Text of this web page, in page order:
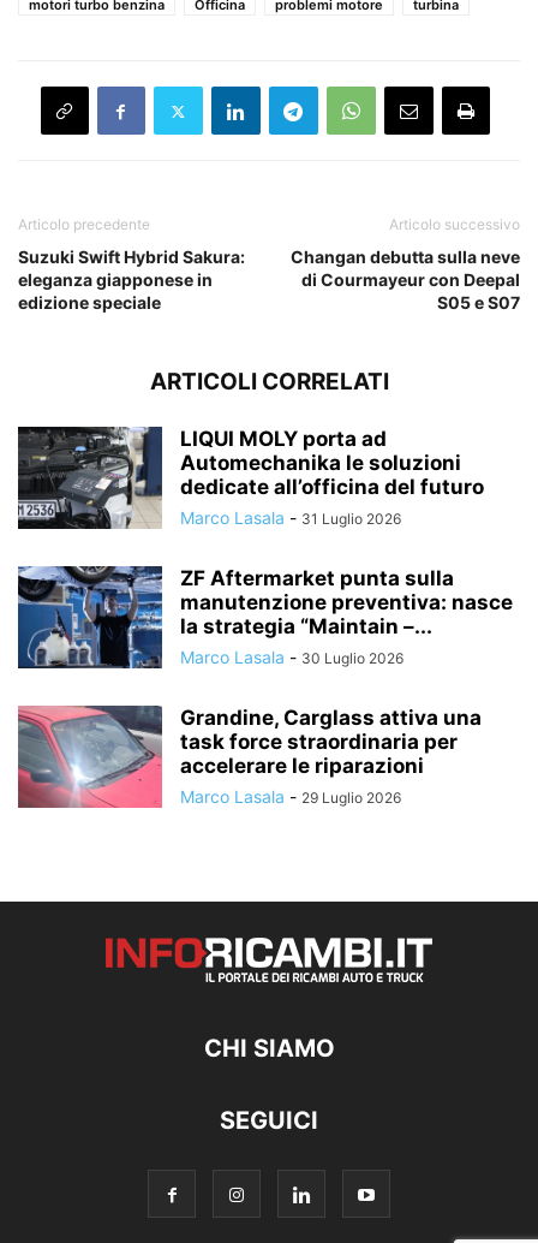
motori turbo benzina
Officina problemi motore turbina
Articolo precedente
Suzuki Swift Hybrid Sakura:
eleganza giapponese in
edizione speciale
Articolo successivo
Changan debutta sulla neve
di Courmayeur con Deepal
S05 e S07
ARTICOLI CORRELATI
LIQUI MOLY porta ad
Automechanika le soluzioni
dedicate all’officina del futuro
Marco Lasala - 31 Luglio 2026
ZF Aftermarket punta sulla
manutenzione preventiva: nasce
la strategia “Maintain –...
Marco Lasala - 30 Luglio 2026
Grandine, Carglass attiva una
task force straordinaria per
accelerare le riparazioni
Marco Lasala - 29 Luglio 2026
CHI SIAMO
SEGUICI